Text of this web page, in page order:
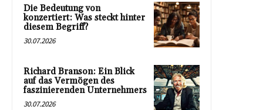
Die Bedeutung von
konzertiert: Was steckt hinter
diesem Begriff?
30.07.2026
Richard Branson: Ein Blick
auf das Vermögen des
faszinierenden Unternehmers
30.07.2026